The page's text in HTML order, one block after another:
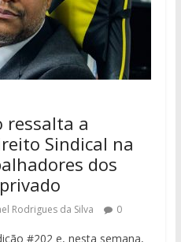
ressalta a
Sindical na
dos
Rodrigues da Silva 0
#202 e, nesta semana,